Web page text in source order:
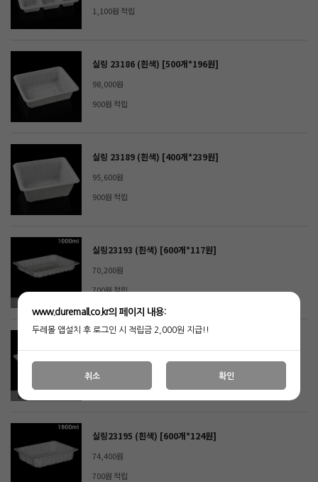
1,100원 적립
실링 23186 (흰색) [500개*196원]
98,000원
900원 적립
실링 23189 (흰색) [400개*239원]
95,600원
900원 적립
실링23193 (흰색) [600개*117원]
70,200원
700원 적립
75,000원
실링23195 (흰색) [600개*124원]
74,400원
700원 적립
www.duremall.co.kr의 페이지 내용:
두레몰 앱설치 후 로그인 시 적립금 2,000원 지급!!
취소 확인